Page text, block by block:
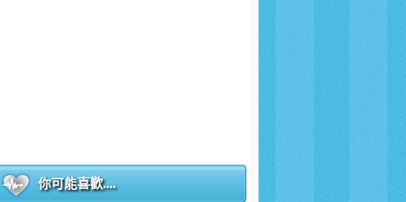
你可能喜歡....